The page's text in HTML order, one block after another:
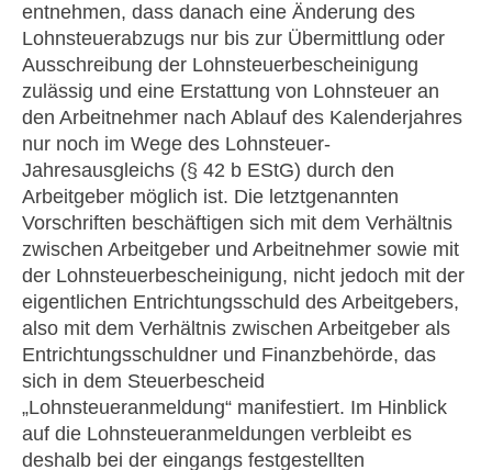
entnehmen, dass danach eine Änderung des
Lohnsteuerabzugs nur bis zur Übermittlung oder
Ausschreibung der Lohnsteuerbescheinigung
zulässig und eine Erstattung von Lohnsteuer an
den Arbeitnehmer nach Ablauf des Kalenderjahres
nur noch im Wege des Lohnsteuer-
Jahresausgleichs (§ 42 b EStG) durch den
Arbeitgeber möglich ist. Die letztgenannten
Vorschriften beschäftigen sich mit dem Verhältnis
zwischen Arbeitgeber und Arbeitnehmer sowie mit
der Lohnsteuerbescheinigung, nicht jedoch mit der
eigentlichen Entrichtungsschuld des Arbeitgebers,
also mit dem Verhältnis zwischen Arbeitgeber als
Entrichtungsschuldner und Finanzbehörde, das
sich in dem Steuerbescheid
„Lohnsteueranmeldung“ manifestiert. Im Hinblick
auf die Lohnsteueranmeldungen verbleibt es
deshalb bei der eingangs festgestellten